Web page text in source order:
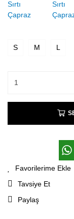
S M L
Tavsiye Et
Paylaş